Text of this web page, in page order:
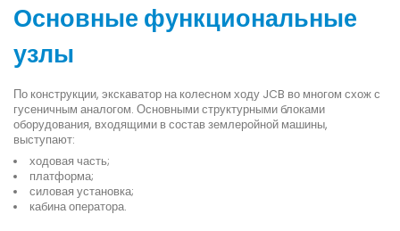
Основные функциональные
узлы
По конструкции, экскаватор на колесном ходу JCB во многом схож с
гусеничным аналогом. Основными структурными блоками
оборудования, входящими в состав землеройной машины,
выступают:
ходовая часть;
платформа;
силовая установка;
кабина оператора.